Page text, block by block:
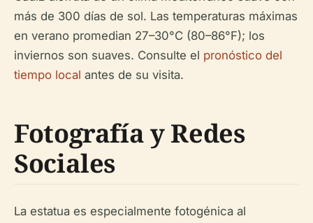
más de 300 días de sol. Las temperaturas máximas
en verano promedian 27–30°C (80–86°F); los
inviernos son suaves. Consulte el pronóstico del
tiempo local antes de su visita.
Fotografía y Redes
Sociales
La estatua es especialmente fotogénica al